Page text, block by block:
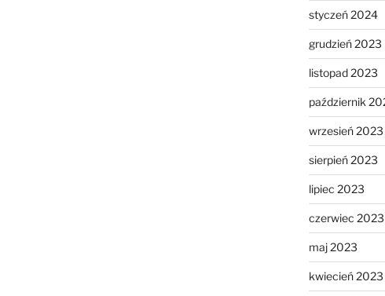
styczeń 2024
grudzień 2023
listopad 2023
październik
wrzesień 2023
sierpień 2023
lipiec 2023
czerwiec 2023
maj 2023
kwiecień 2023